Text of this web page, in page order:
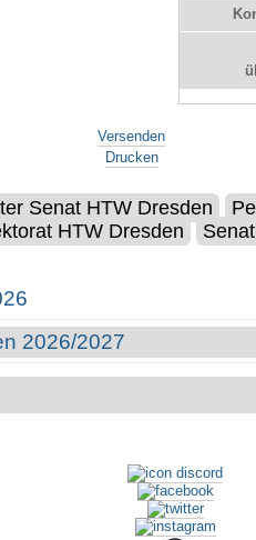
Versenden
Drucken
Senat HTW Dresden
HTW Dresden
2026/2027